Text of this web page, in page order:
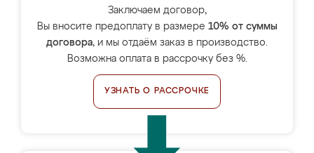
Заключаем договор,
Вы вносите предоплату в размере 10% от суммы
договора, и мы отдаём заказ в производство.
Возможна оплата в рассрочку без %.
УЗНАТЬ О РАССРОЧКЕ